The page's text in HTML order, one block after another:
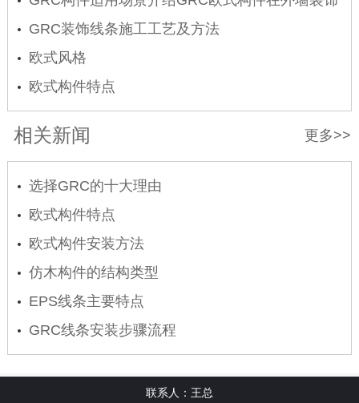
的应用
GRC装饰线条施工工艺及方法
欧式风格
欧式构件特点
更多>>
相关新闻
选择GRC的十大理由
欧式构件特点
欧式构件安装方法
仿木构件的结构类型
EPS线条主要特点
GRC线条安装步骤流程
联系人：王总